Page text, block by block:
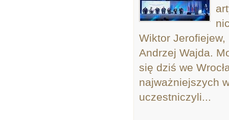
Wiktor Jerofiejew,
Andrzej Wajda.
się dziś we
najważniejszych
uczestniczyli...